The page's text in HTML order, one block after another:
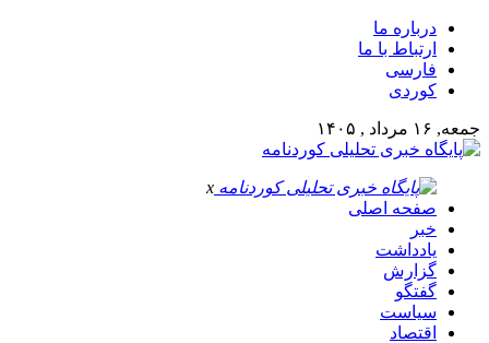
درباره ما
ارتباط با ما
فارسی
کوردی
جمعه, ۱۶ مرداد , ۱۴۰۵
x
صفحه اصلی
خبر
یادداشت
گزارش
گفتگو
سیاست
اقتصاد